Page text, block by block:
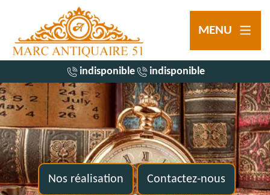
MENU
indisponible indisponible
Nos réalisation Contactez-nous